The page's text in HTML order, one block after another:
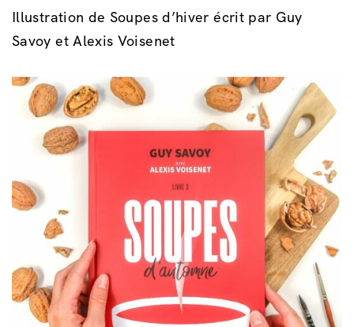
Illustration de Soupes d’hiver écrit par Guy
Savoy et Alexis Voisenet